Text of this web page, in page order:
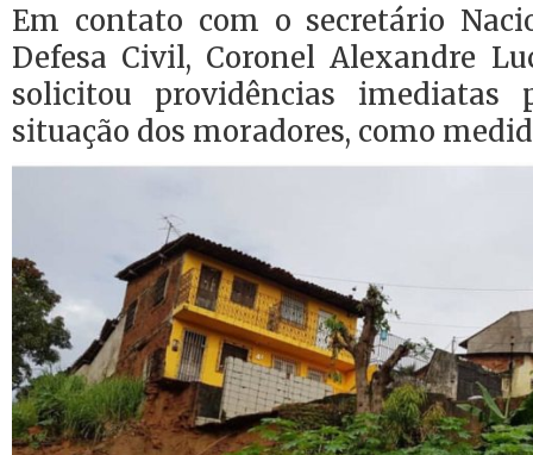
Em contato com o secretário
Defesa Civil, Coronel Alexandre
solicitou providências
situação dos moradores, como